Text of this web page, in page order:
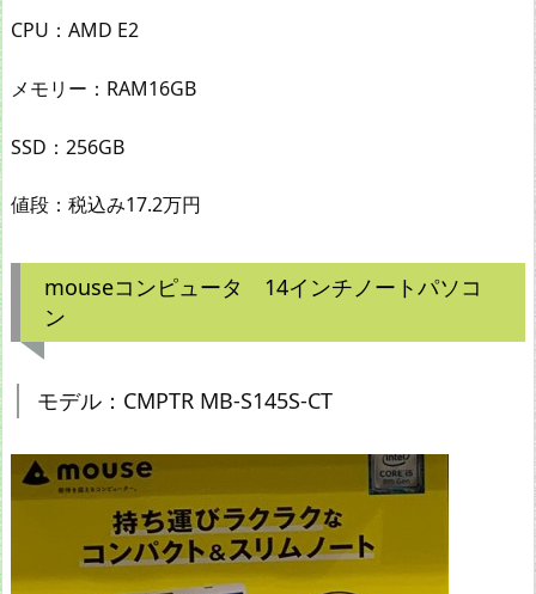
CPU：AMD E2
メモリー：RAM16GB
SSD：256GB
値段：税込み17.2万円
mouseコンピュータ 14インチノートパソコ
ン
モデル：CMPTR MB-S145S-CT